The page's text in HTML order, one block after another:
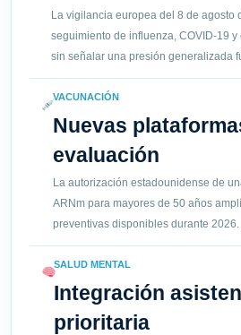
La vigilancia europea del 8 de agosto
seguimiento de influenza, COVID-19
sin señalar una presión generalizada
VACUNACIÓN
Nuevas
evaluación
La autorización estadounidense de
ARNm para mayores de 50 años
preventivas disponibles durante 2026.
SALUD MENTAL
Integración
prioritaria